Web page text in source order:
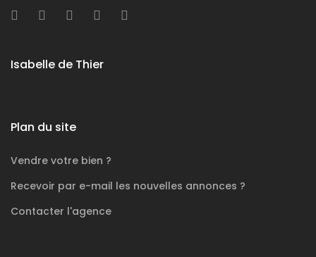
Isabelle de Thier
Plan du site
Vendre votre bien ?
Recevoir par e-mail les nouvelles annonces ?
Contacter l'agence